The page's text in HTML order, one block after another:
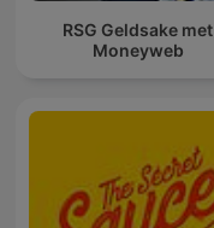
RSG Geldsake met
Moneyweb